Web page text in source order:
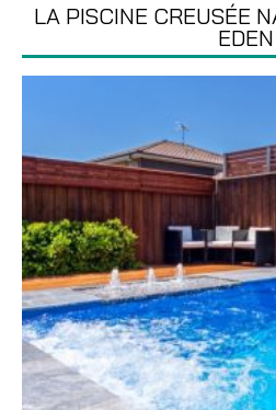
LA PISCINE CREUSÉE
EDEN